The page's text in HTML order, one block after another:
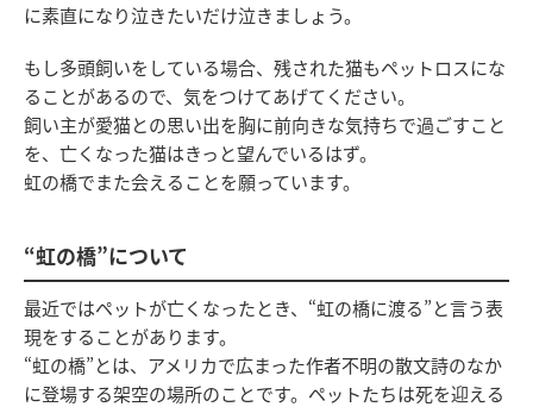
に素直になり泣きたいだけ泣きましょう。
もし多頭飼いをしている場合、残された猫もペットロスにな
ることがあるので、気をつけてあげてください。
飼い主が愛猫との思い出を胸に前向きな気持ちで過ごすこと
を、亡くなった猫はきっと望んでいるはず。
虹の橋でまた会えることを願っています。
“虹の橋”について
最近ではペットが亡くなったとき、“虹の橋に渡る”と言う表
現をすることがあります。
“虹の橋”とは、アメリカで広まった作者不明の散文詩のなか
に登場する架空の場所のことです。ペットたちは死を迎える